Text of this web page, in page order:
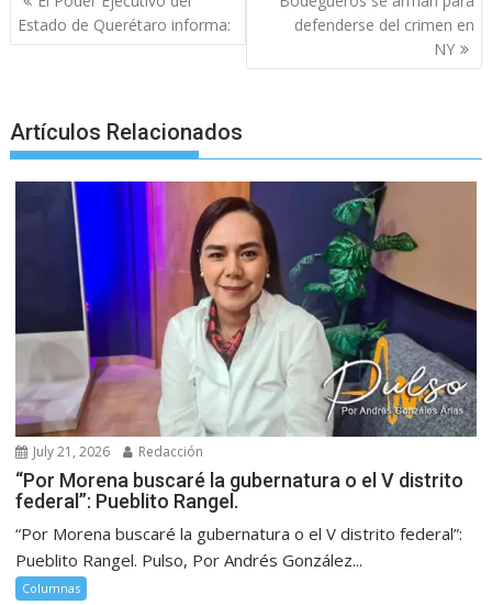
k p er
navigation
Estado de Querétaro informa:
defenderse del crimen en
NY
Artículos Relacionados
July 21, 2026 Redacción
“Por Morena buscaré la gubernatura o el V distrito
federal”: Pueblito Rangel.
“Por Morena buscaré la gubernatura o el V distrito federal”:
Pueblito Rangel. Pulso, Por Andrés González...
Columnas